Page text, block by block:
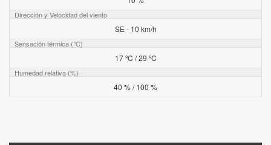
Dirección y Velocidad del viento
SE - 10 km/h
Sensación térmica (°C)
17 ºC / 29 ºC
Humedad relativa (%)
40 % / 100 %